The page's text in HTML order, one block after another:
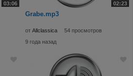
03:06 02:23
Grabe.mp3
от Allclassica
54 просмотров
9 года назад